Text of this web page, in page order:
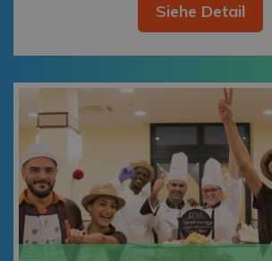
Siehe Detail